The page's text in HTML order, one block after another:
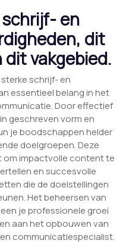
en
dit
vakgebied.
schrijf- en
essentieel belang in het
Door effectief
geschreven vorm en
je boodschappen helder
doelgroepen. Deze
om impactvolle content te
en succesvolle
die de doelstellingen
Het beheersen van
je professionele groei
aan het opbouwen van
communicatiespecialist.